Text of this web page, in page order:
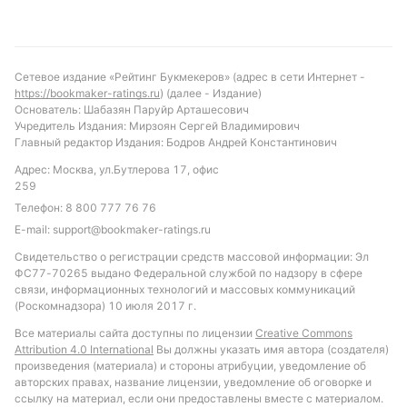
количество фолов – более 29.5, что
подтверждается историей личных встреч.
Внимание стоит уделить и желтым карточкам,
которые, вероятно, будут в количестве от 3 до 7 за
матч. Такой подход позволит получить более
сбалансированную и обоснованную ставку на этот
матч.
Обновлено:
Автор
Александр Трибуш
Подписаться
Сетевое издание «Рейтинг Букмекеров» (адрес в сети Интернет -
https://bookmaker-ratings.ru) (далее - Издание)
Основатель: Шабазян Паруйр Арташесович
Учредитель Издания: Мирзоян Сергей Владимирович
Главный редактор Издания: Бодров Андрей Константинович
Адрес: Москва, ул.Бутлерова 17, офис
259
Телефон: 8 800 777 76 76
E-mail: support@bookmaker-ratings.ru
Свидетельство о регистрации средств массовой информации: Эл
ФС77-70265 выдано Федеральной службой по надзору в сфере
связи, информационных технологий и массовых коммуникаций
(Роскомнадзора) 10 июля 2017 г.
Все материалы сайта доступны по лицензии Creative Commons
Attribution 4.0 International Вы должны указать имя автора (создателя)
произведения (материала) и стороны атрибуции, уведомление об
авторских правах, название лицензии, уведомление об оговорке и
ссылку на материал, если они предоставлены вместе с материалом.